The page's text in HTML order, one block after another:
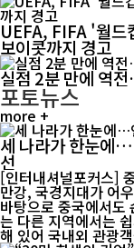
UEFA, FIFA '월드
보이콧까지 경고
실점 2분 만에 역
포토뉴스
more +
세 나라가 한눈에…
선
[인터내셔널포커스]
만강, 국경지대가 어
바탕으로 중국에서도
는 다른 지역에서는